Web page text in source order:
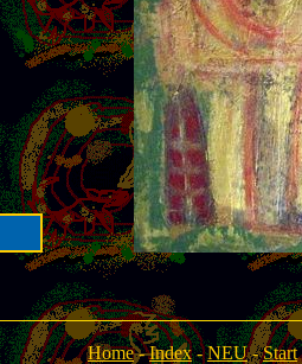
Home-Index-NEU-Start